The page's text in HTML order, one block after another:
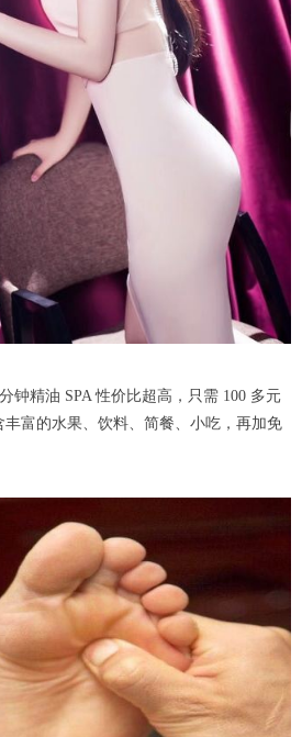
精油 SPA 性价比超高，只需 100 多元
富的水果、饮料、简餐、小吃，再加免